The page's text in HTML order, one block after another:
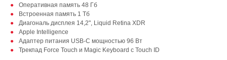
Оперативная память 48 Гб
Встроенная память 1 Тб
Диагональ дисплея 14,2", Liquid Retina XDR
Apple Intelligence
Адаптер питания USB-C мощностью 96 Вт
Трекпад Force Touch и Magic Keyboard с Touch ID